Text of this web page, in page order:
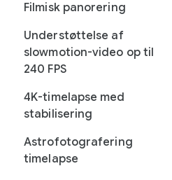
Filmisk panorering
Understøttelse af
slowmotion-video op til
240 FPS
4K-timelapse med
stabilisering
Astrofotografering
timelapse